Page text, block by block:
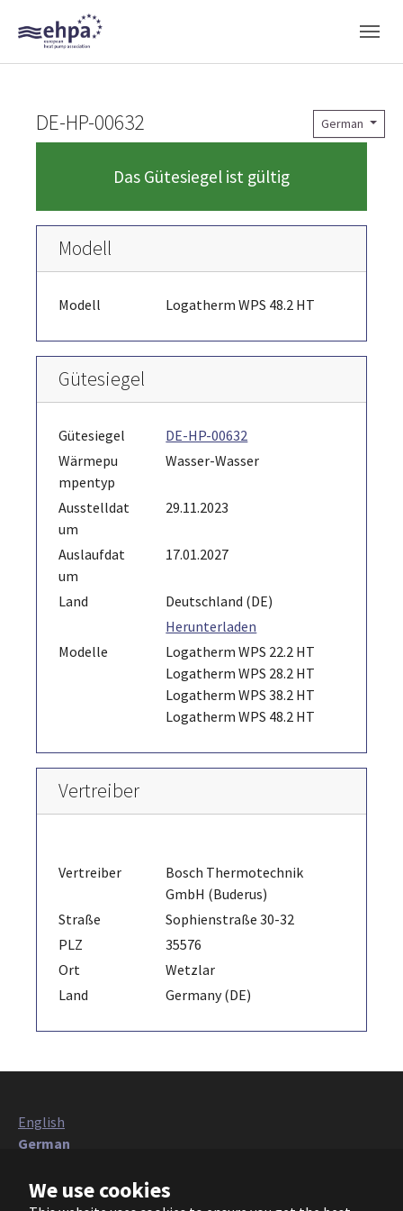
We use cookies
Skip to main navigation
Skip to main content
Skip to page footer
German
DE-HP-00632
Das Gütesiegel ist gültig
Modell
Modell Logatherm WPS 48.2 HT
Gütesiegel
Gütesiegel
DE-HP-00632
Wärmepu
mpentyp
Wasser-Wasser
Ausstelldat
um
29.11.2023
Auslaufdat
um
17.01.2027
Land
Deutschland (DE)
Herunterladen
Modelle
Logatherm WPS 22.2 HT
Logatherm WPS 28.2 HT
Logatherm WPS 38.2 HT
Logatherm WPS 48.2 HT
Vertreiber
Vertreiber
Bosch Thermotechnik
GmbH (Buderus)
Straße
Sophienstraße 30-32
PLZ
35576
Ort
Wetzlar
Land
Germany (DE)
English
German
French